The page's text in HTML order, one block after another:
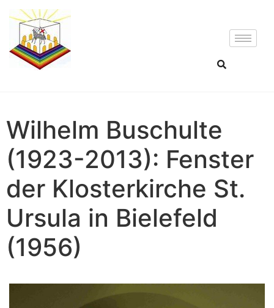
Wilhelm Buschulte
(1923-2013): Fenster
der Klosterkirche St.
Ursula in Bielefeld
(1956)